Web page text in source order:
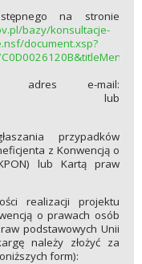
na stronie
bazy/konsultacje-
document.xsp?
adres e-mail:
przypadków
z Konwencją o
lub Kartą praw
realizacji projektu
o prawach osób
podstawowych Unii
należy złożyć za
form):